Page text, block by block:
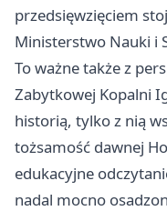
przedsięwzięciem
Ministerstwo Nauki i
To ważne także z
Zabytkowej Kopalni
historią, tylko z nią
tożsamość dawnej
edukacyjne
nadal mocno